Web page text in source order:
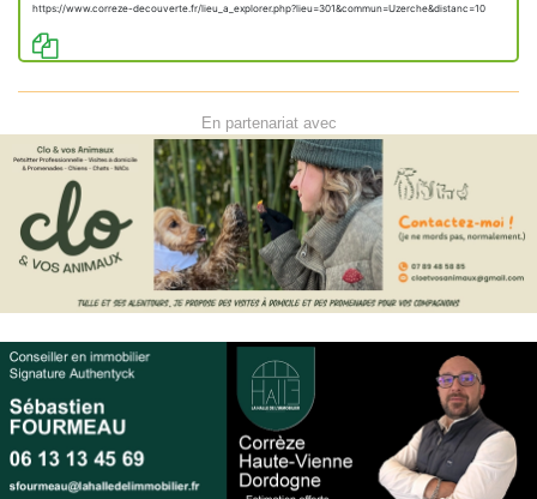
https://www.correze-decouverte.fr/lieu_a_explorer.php?lieu=301&commun=Uzerche&distanc=10
En partenariat avec